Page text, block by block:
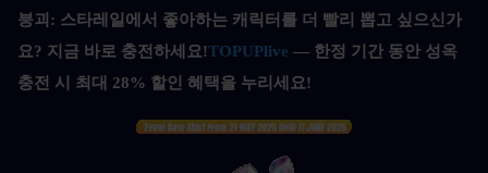
붕괴: 스타레일에서 좋아하는 캐릭터를 더 빨리 뽑고 싶으신가
요? 지금 바로 충전하세요!TOPUPlive — 한정 기간 동안 성옥
충전 시 최대 28% 할인 혜택을 누리세요!